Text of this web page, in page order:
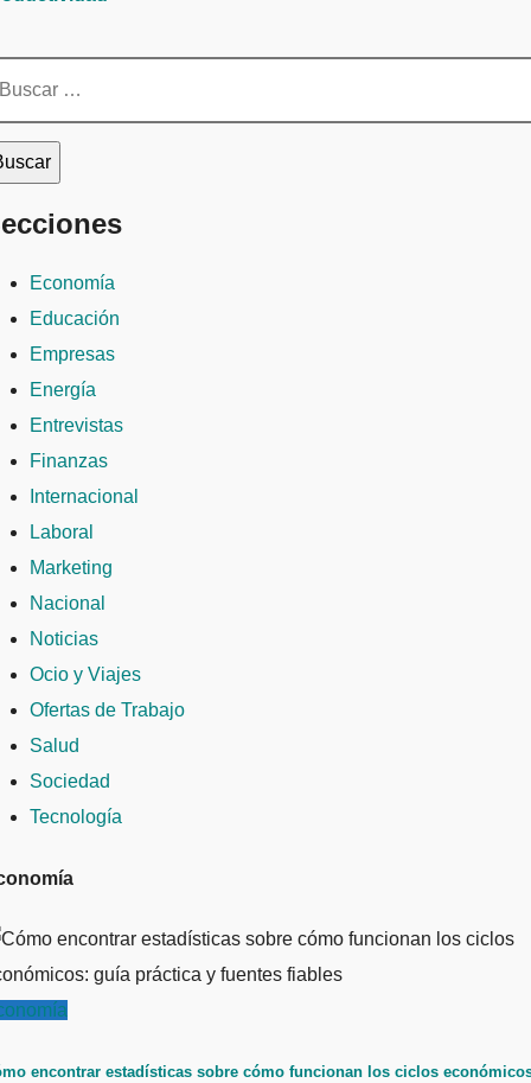
Economía
Educación
Empresas
Energía
Entrevistas
Finanzas
Internacional
Laboral
Marketing
Nacional
Noticias
Ocio y Viajes
Ofertas de Trabajo
Salud
Sociedad
Tecnología
encontrar estadísticas sobre cómo funcionan los ciclos